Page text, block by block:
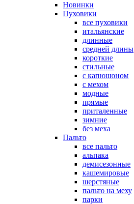
Новинки
Пуховики
все пуховики
итальянские
длинные
средней длины
короткие
стильные
с капюшоном
с мехом
модные
прямые
приталенные
зимние
без меха
Пальто
все пальто
альпака
демисезонные
кашемировые
шерстяные
пальто на меху
парки